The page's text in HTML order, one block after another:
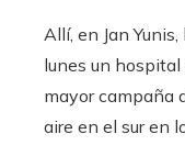
Allí, en Jan
lunes un
mayor campaña
aire en el sur en